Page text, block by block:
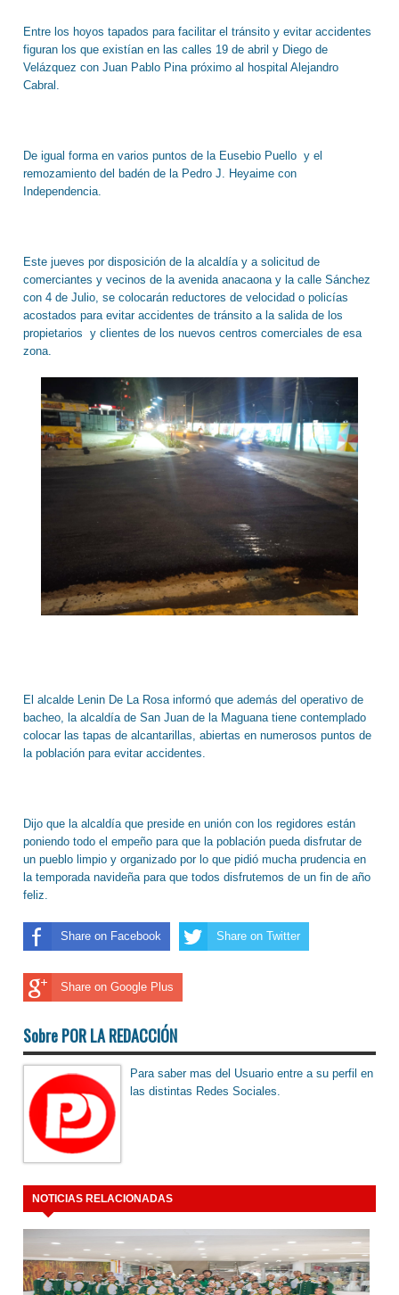
Entre los hoyos tapados para facilitar el tránsito y evitar accidentes
figuran los que existían en las calles 19 de abril y Diego de
Velázquez con Juan Pablo Pina próximo al hospital Alejandro
Cabral.
De igual forma en varios puntos de la Eusebio Puello y el
remozamiento del badén de la Pedro J. Heyaime con
Independencia.
Este jueves por disposición de la alcaldía y a solicitud de
comerciantes y vecinos de la avenida anacaona y la calle Sánchez
con 4 de Julio, se colocarán reductores de velocidad o policías
acostados para evitar accidentes de tránsito a la salida de los
propietarios y clientes de los nuevos centros comerciales de esa
zona.
El alcalde Lenin De La Rosa informó que además del operativo de
bacheo, la alcaldía de San Juan de la Maguana tiene contemplado
colocar las tapas de alcantarillas, abiertas en numerosos puntos de
la población para evitar accidentes.
Dijo que la alcaldía que preside en unión con los regidores están
poniendo todo el empeño para que la población pueda disfrutar de
un pueblo limpio y organizado por lo que pidió mucha prudencia en
la temporada navideña para que todos disfrutemos de un fin de año
feliz.
Share on Facebook Share on Twitter
Share on Google Plus
Sobre POR LA REDACCIÓN
Para saber mas del Usuario entre a su perfil en
las distintas Redes Sociales.
NOTICIAS RELACIONADAS